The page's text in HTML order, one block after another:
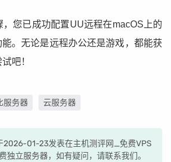
，您已成功配置UU远程在macOS上的
。无论是远程办公还是游戏，都能获
吧！
服务器 云服务器
2026-01-23发表在主机测评网_免费VPS
独立服务器，如有疑问，请联系我们。